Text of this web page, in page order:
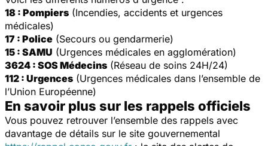
18 : Pompiers (Incendies, accidents et urgences
médicales)
17 : Police (Secours ou gendarmerie)
15 : SAMU (Urgences médicales en agglomération)
3624 : SOS Médecins (Réseau de soins 24H/24)
112 : Urgences (Urgences médicales dans l’ensemble de
l’Union Européenne)
En savoir plus sur les rappels officiels
Vous pouvez retrouver l’ensemble des rappels avec
davantage de détails sur le site gouvernemental